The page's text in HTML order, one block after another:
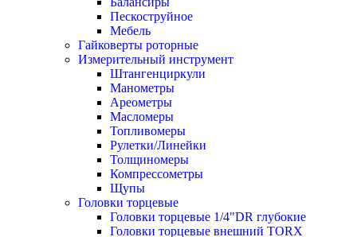
Пескоструйное
Мебель
Гайковерты роторные
Измерительный инструмент
Штангенциркули
Манометры
Ареометры
Масломеры
Топливомеры
Рулетки/Линейки
Толщиномеры
Компрессометры
Щупы
Головки торцевые
Головки торцевые 1/4"DR глубокие
Головки торцевые внешний TORX